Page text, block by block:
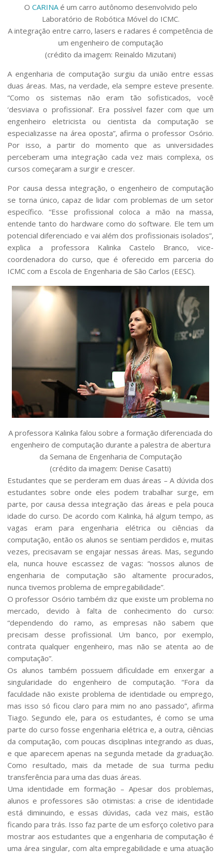
O CARINAé um carro autônomo desenvolvido pelo
Laboratório de Robótica Móvel do ICMC.
A integração entre carro, lasers e radares é competência de
um engenheiro de computação
(crédito da imagem: Reinaldo Mizutani)
A engenharia de computação surgiu da união entre essas
duas áreas. Mas, na verdade, ela sempre esteve presente.
“Como os sistemas não eram tão sofisticados, você
‘desviava o profissional’. Era possível fazer com que um
engenheiro eletricista ou cientista da computação se
especializasse na área oposta”, afirma o professor Osório.
Por isso, a partir do momento que as universidades
perceberam uma integração cada vez mais complexa, os
cursos começaram a surgir e crescer.
Por causa dessa integração, o engenheiro de computação
se torna único, capaz de lidar com problemas de um setor
específico. “Esse profissional coloca a mão na massa,
entende tanto do hardware como do software. Ele tem um
potencial diferenciado e vai além dos profissionais isolados”,
explica a professora Kalinka Castelo Branco, vice-
coordenadora do curso, que é oferecido em parceria do
ICMC com a Escola de Engenharia de São Carlos (EESC).
A professora Kalinka falou sobre a formação diferenciada do
engenheiro de computação durante a palestra de abertura
da Semana de Engenharia de Computação
(crédito da imagem: Denise Casatti)
Estudantes que se perderam em duas áreas – A dúvida dos
estudantes sobre onde eles podem trabalhar surge, em
parte, por causa dessa integração das áreas e pela pouca
idade do curso. De acordo com Kalinka, há algum tempo, as
vagas eram para engenharia elétrica ou ciências da
computação, então os alunos se sentiam perdidos e, muitas
vezes, precisavam se engajar nessas áreas. Mas, segundo
ela, nunca houve escassez de vagas: “nossos alunos de
engenharia de computação são altamente procurados,
nunca tivemos problema de empregabilidade”.
O professor Osório também diz que existe um problema no
mercado, devido à falta de conhecimento do curso:
“dependendo do ramo, as empresas não sabem que
precisam desse profissional. Um banco, por exemplo,
contrata qualquer engenheiro, mas não se atenta ao de
computação”.
Os alunos também possuem dificuldade em enxergar a
singularidade do engenheiro de computação. “Fora da
faculdade não existe problema de identidade ou emprego,
mas isso só ficou claro para mim no ano passado”, afirma
Tiago. Segundo ele, para os estudantes, é como se uma
parte do curso fosse engenharia elétrica e, a outra, ciências
da computação, com poucas disciplinas integrando as duas,
e que aparecem apenas na segunda metade da graduação.
Como resultado, mais da metade de sua turma pediu
transferência para uma das duas áreas.
Uma identidade em formação – Apesar dos problemas,
alunos e professores são otimistas: a crise de identidade
está diminuindo, e essas dúvidas, cada vez mais, estão
ficando para trás. Isso faz parte de um esforço coletivo para
mostrar aos estudantes que a engenharia de computação é
uma área singular, com alta empregabilidade e uma atuação